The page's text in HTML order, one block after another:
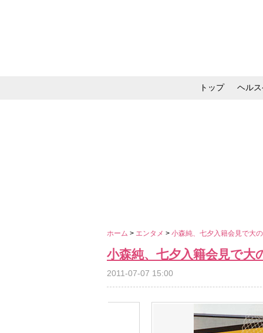
トップ ヘル
ホーム > エンタメ > 小森純、七夕入籍会見で大
小森純、七夕入籍会見で大
2011-07-07 15:00